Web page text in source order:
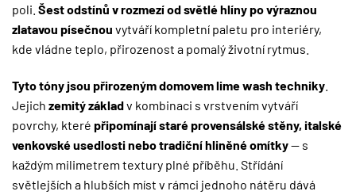
poli. Šest odstínů v rozmezí od světlé hlíny po výraznou
zlatavou písečnou vytváří kompletní paletu pro interiéry,
kde vládne teplo, přirozenost a pomalý životní rytmus.
Tyto tóny jsou přirozeným domovem lime wash techniky
Jejich zemitý základv kombinaci s vrstvením vytváří
povrchy, které připomínají staré provensálské stěny, italské
venkovské usedlosti nebo tradiční hliněné omítky— s
každým milimetrem textury plné příběhu. Střídání
světlejších a hlubších míst v rámci jednoho nátěru dává